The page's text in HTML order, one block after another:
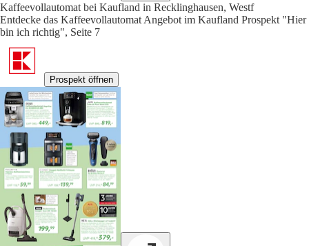
Kaffeevollautomat bei Kaufland in Recklinghausen, Westf
Entdecke das Kaffeevollautomat Angebot im Kaufland Prospekt "Hier
bin ich richtig", Seite 7
Prospekt öffnen